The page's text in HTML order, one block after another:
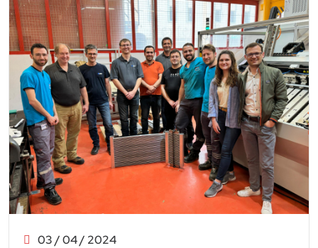
03 / 04 / 2024